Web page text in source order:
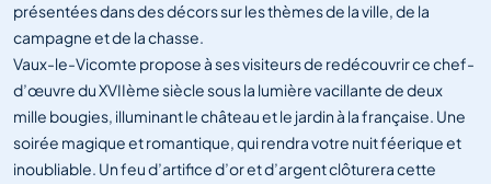
présentées dans des décors sur les thèmes de la ville, de la
campagne et de la chasse.
Vaux-le-Vicomte propose à ses visiteurs de redécouvrir ce chef-
d’œuvre du XVIIème siècle sous la lumière vacillante de deux
mille bougies, illuminant le château et le jardin à la française. Une
soirée magique et romantique, qui rendra votre nuit féerique et
inoubliable. Un feu d’artifice d’or et d’argent clôturera cette